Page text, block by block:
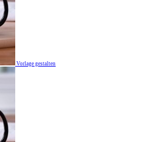
Vorlage gestalten